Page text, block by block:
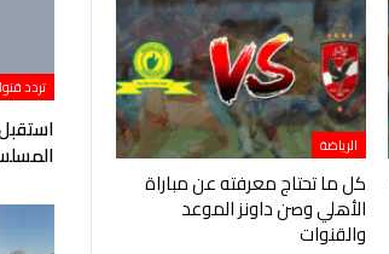
الرياضة
كل ما تحتاج معرفته عن مباراة
الأهلي وصن داونز الموعد
والقنوات
تردد